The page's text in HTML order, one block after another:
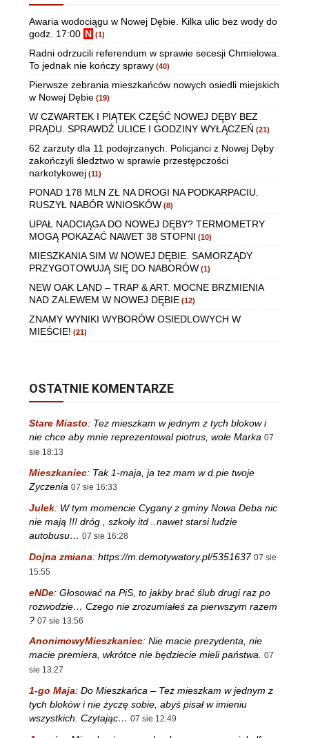
Awaria wodociągu w Nowej Dębie. Kilka ulic bez wody do
godz. 17:00 N (1)
Radni odrzucili referendum w sprawie secesji Chmielowa.
To jednak nie kończy sprawy (40)
Pierwsze zebrania mieszkańców nowych osiedli miejskich
w Nowej Dębie (19)
W CZWARTEK I PIĄTEK CZĘŚĆ NOWEJ DĘBY BEZ
PRĄDU. SPRAWDŹ ULICE I GODZINY WYŁĄCZEŃ (21)
62 zarzuty dla 11 podejrzanych. Policjanci z Nowej Dęby
zakończyli śledztwo w sprawie przestępczości
narkotykowej (11)
PONAD 178 MLN ZŁ NA DROGI NA PODKARPACIU.
RUSZYŁ NABÓR WNIOSKÓW (8)
UPAŁ NADCIĄGA DO NOWEJ DĘBY? TERMOMETRY
MOGĄ POKAZAĆ NAWET 38 STOPNI (10)
MIESZKANIA SIM W NOWEJ DĘBIE. SAMORZĄDY
PRZYGOTOWUJĄ SIĘ DO NABORÓW (1)
NEW OAK LAND – TRAP & ART. MOCNE BRZMIENIA
NAD ZALEWEM W NOWEJ DĘBIE (12)
ZNAMY WYNIKI WYBORÓW OSIEDLOWYCH W
MIEŚCIE! (21)
OSTATNIE KOMENTARZE
Stare Miasto: Tez mieszkam w jednym z tych blokow i
nie chce aby mnie reprezentowal piotrus, wole Marka 07
sie 18:13
Mieszkaniec: Tak 1-maja, ja tez mam w d.pie twoje
Zyczenia 07 sie 16:33
Julek: W tym momencie Cygany z gminy Nowa Deba nic
nie mają !!! dróg , szkoły itd ..nawet starsi ludzie
autobusu… 07 sie 16:28
Dojna zmiana: https://m.demotywatory.pl/5351637 07 sie
15:55
eNDe: Głosować na PiS, to jakby brać ślub drugi raz po
rozwodzie… Czego nie zrozumiałeś za pierwszym razem
? 07 sie 13:56
AnonimowyMieszkaniec: Nie macie prezydenta, nie
macie premiera, wkrótce nie będziecie mieli państwa. 07
sie 13:27
1-go Maja: Do Mieszkańca – Też mieszkam w jednym z
tych bloków i nie życzę sobie, abyś pisał w imieniu
wszystkich. Czytając… 07 sie 12:49